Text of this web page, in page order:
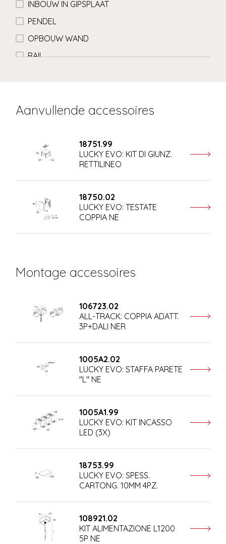
INBOUW IN GIPSPLAAT
PENDEL
OPBOUW WAND
RAIL
Aanvullende accessoires
18751.99
LUCKY EVO: KIT DI GIUNZ.
RETTILINEO
18750.02
LUCKY EVO: TESTATE
COPPIA NE
Montage accessoires
106723.02
ALL-TRACK: COPPIA ADATT.
3P+DALI NER
1005A2.02
LUCKY EVO: STAFFA PARETE
"L" NE
1005A1.99
LUCKY EVO: KIT INCASSO
LED (3X)
18753.99
LUCKY EVO: SPESS.
CARTONG. 10MM 4PZ.
108921.02
KIT ALIMENTAZIONE L1200
5P NE